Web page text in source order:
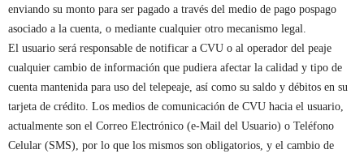
enviando su monto para ser pagado a través del medio de pago pospago
asociado a la cuenta, o mediante cualquier otro mecanismo legal.
El usuario será responsable de notificar a CVU o al operador del peaje
cualquier cambio de información que pudiera afectar la calidad y tipo de
cuenta mantenida para uso del telepeaje, así como su saldo y débitos en su
tarjeta de crédito. Los medios de comunicación de CVU hacia el usuario,
actualmente son el Correo Electrónico (e-Mail del Usuario) o Teléfono
Celular (SMS), por lo que los mismos son obligatorios, y el cambio de